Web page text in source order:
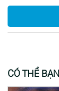
CÓ THỂ